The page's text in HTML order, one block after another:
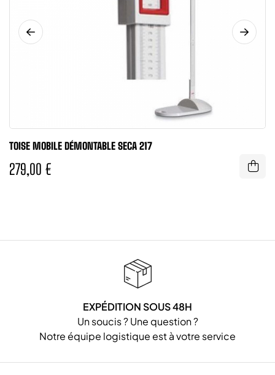
TOISE MOBILE DÉMONTABLE SECA 217
279,00 €
EXPÉDITION SOUS 48H
Un soucis ? Une question ?
Notre équipe logistique est à votre service